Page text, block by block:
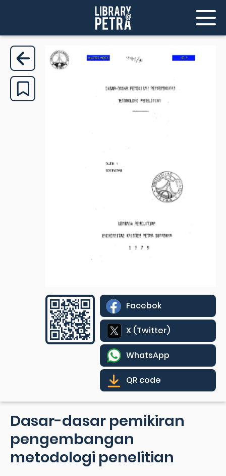
Facebok
X (Twitter)
WhatsApp
QR code
Dasar-dasar pemikiran
pengembangan
metodologi penelitian